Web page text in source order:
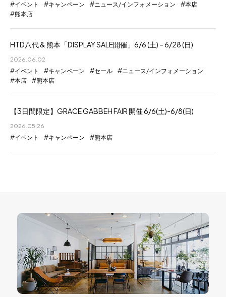
イベント キャンペーン ニュース/インフォメーション
本店
熊本店
HTD八代 & 熊本「DISPLAY SALE開催」6/6 (土) – 6/28 (日)
2026.06.02
イベント キャンペーン セール
ニュース/インフォメーション
本店
熊本店
【3日間限定】GRACE GABBEH FAIR 開催 6/6(土)-6/8(日)
2026.05.26
イベント キャンペーン 熊本店